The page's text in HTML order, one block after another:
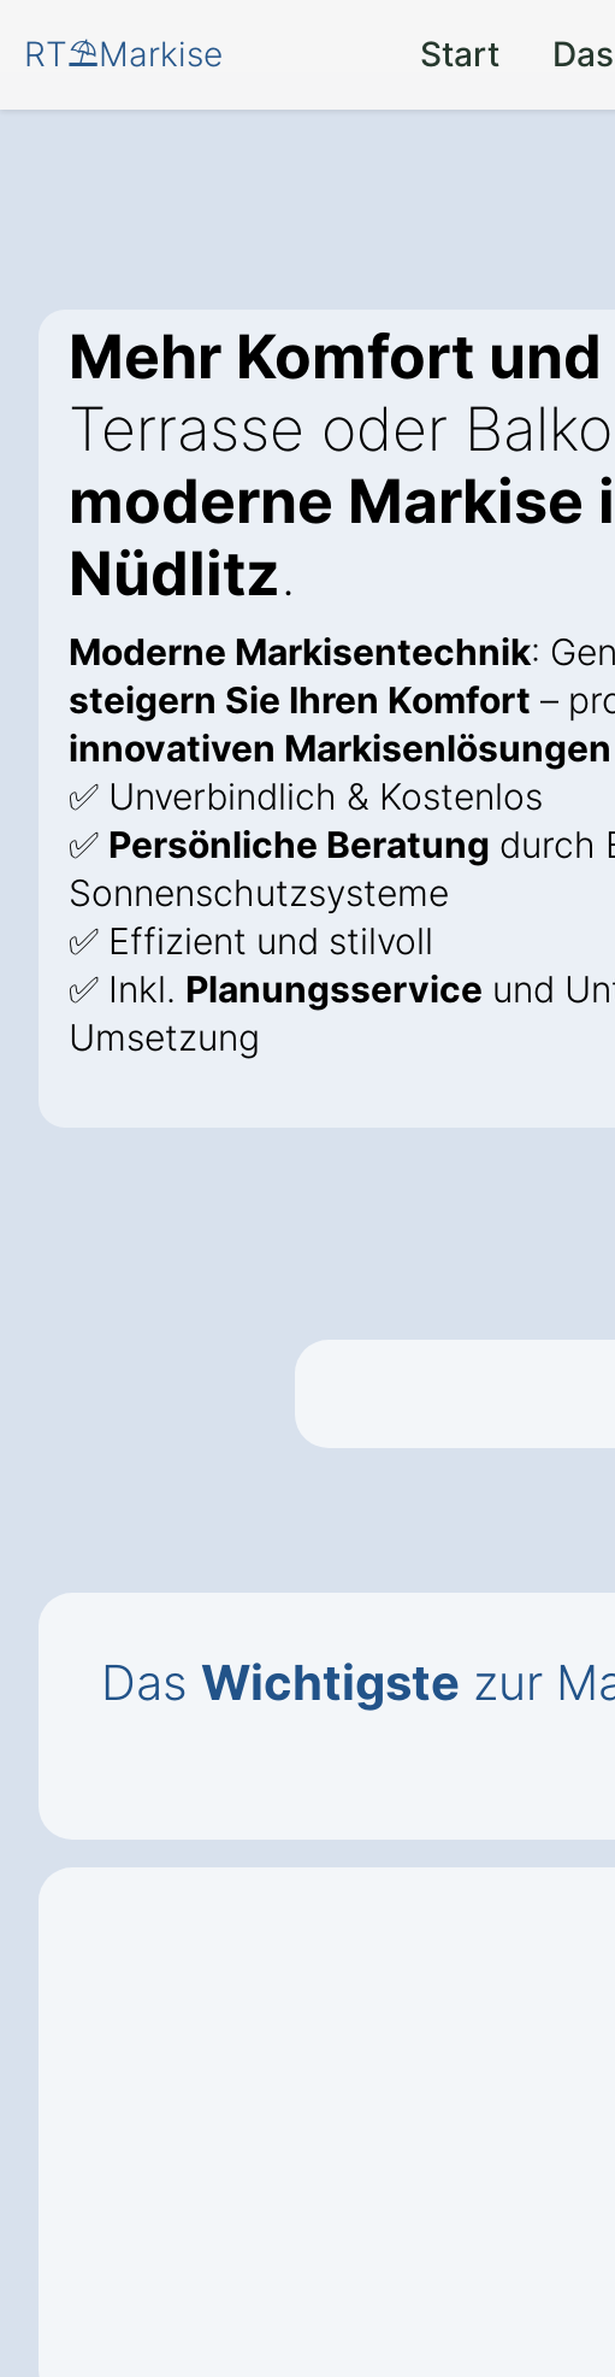
RT⛱️Markise Start
Mehr Komfort
Terrasse oder
moderne Markise
Nüdlitz.
Moderne Markisentechnik:
steigern Sie Ihren Komfort –
innovativen
✅ Unverbindlich & Kostenlos
✅ Persönliche Beratung durch
Sonnenschutzsysteme
✅ Effizient und stilvoll
✅ Inkl. Planungsservice und
Umsetzung
Das Wichtigste zur